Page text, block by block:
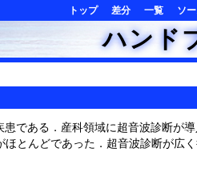
トップ 差分 一覧 ソ
ハンド
である．産科領域に超音波診断が
とんどであった．超音波診断が広